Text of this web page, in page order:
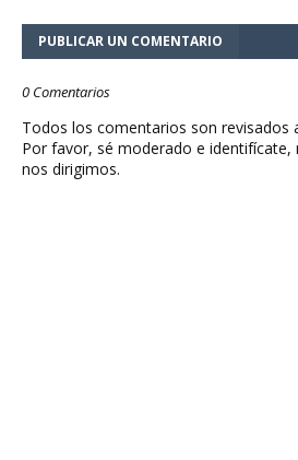
PUBLICAR UN COMENTARIO
0 Comentarios
Todos los comentarios son revisados
Por favor, sé moderado e identifícate,
nos dirigimos.